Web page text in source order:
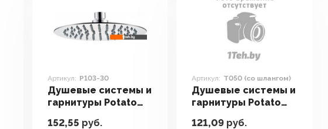
Артикул: P103-30
Душевые системы и
гарнитуры Potato
152,55 руб.
Артикул: T050 (со шлангом)
Душевые системы и
гарнитуры Potato
121,09 руб.